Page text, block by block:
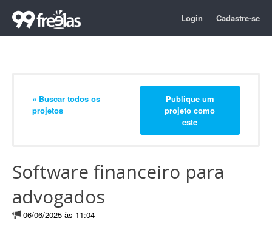
Login Cadastre-se
« Buscar todos os
projetos
Publique um
projeto como
este
Software financeiro para
advogados
06/06/2025 às 11:04